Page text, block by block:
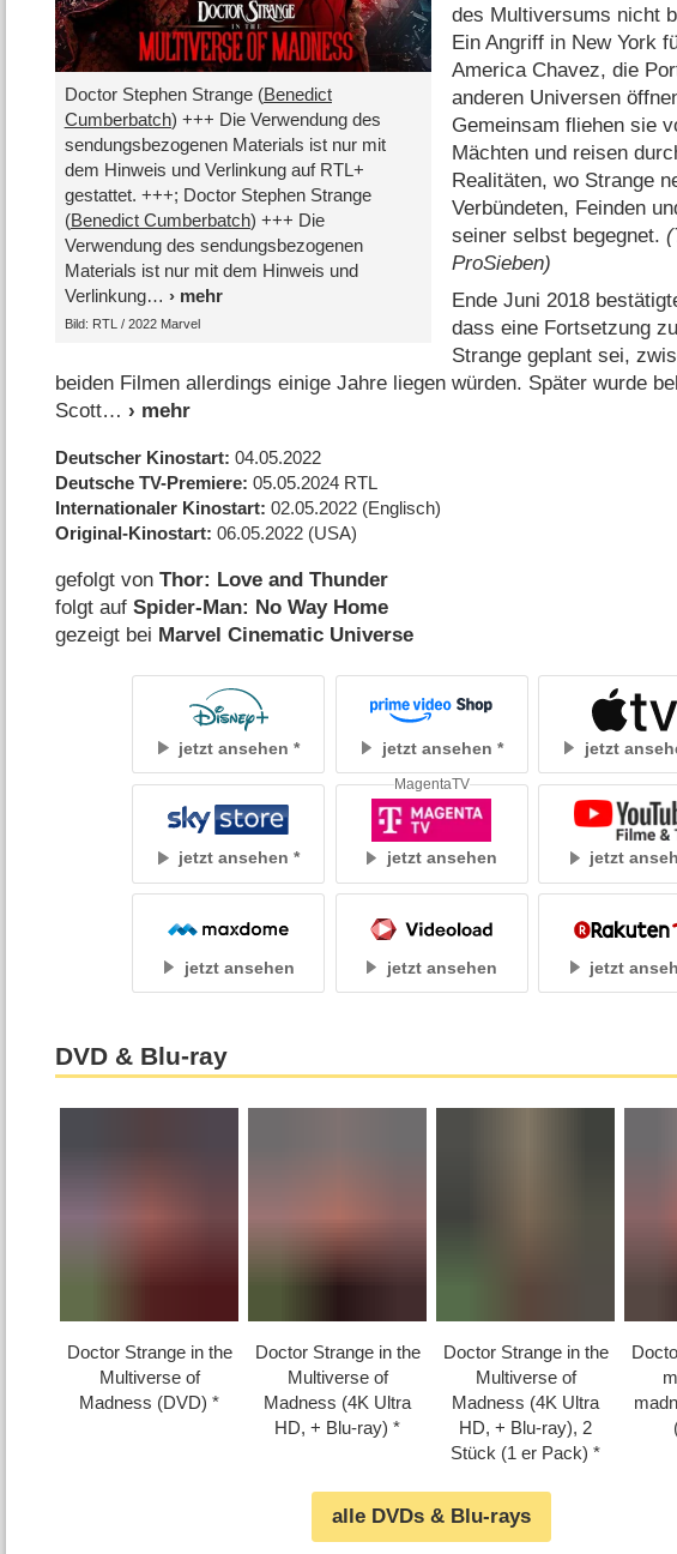
Doctor Stephen Strange (Benedict
Cumberbatch) +++ Die Verwendung des
sendungsbezogenen Materials ist nur mit
dem Hinweis und Verlinkung auf RTL+
gestattet. +++; Doctor Stephen Strange
(Benedict Cumberbatch) +++ Die
Verwendung des sendungsbezogenen
Materials ist nur mit dem Hinweis und
Verlinkung
Bild: RTL /​ 2022 Marvel
des Multiversums nicht
Ein Angriff in New York
America Chavez, die
anderen Universen
Gemeinsam fliehen sie
Mächten und reisen
Realitäten, wo Strange
Verbündeten, Feinden
seiner selbst begegnet.
ProSieben)
Ende Juni 2018
dass eine Fortsetzung
Strange geplant sei,
beiden Filmen allerdings einige Jahre liegen würden. Später wurde
Scott
Deutscher Kinostart 04.05.2022
Deutsche TV-Premiere 05.05.2024 RTL
Internationaler Kinostart 02.05.2022 (Englisch)
Original-Kinostart 06.05.2022 (USA)
gefolgt vonThor: Love and Thunder
folgt aufSpider-Man: No Way Home
gezeigt bei Marvel Cinematic Universe
jetzt ansehen jetzt ansehen jetzt
jetzt ansehen jetzt ansehen
MagentaTV
jetzt
jetzt ansehen jetzt ansehen jetzt
DVD & Blu-ray
Doctor Strange in the
Multiverse of
Madness (DVD)
Doctor Strange in the
Multiverse of
Madness (4K Ultra
HD, + Blu-ray)
Doctor Strange in the
Multiverse of
Madness (4K Ultra
HD, + Blu-ray), 2
Stück (1 er Pack)
alle DVDs & Blu-rays